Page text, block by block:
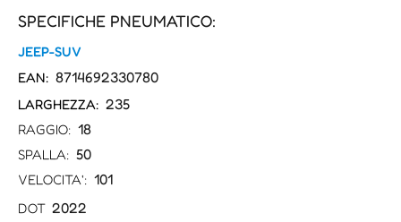
SPECIFICHE PNEUMATICO:
JEEP-SUV
EAN: 8714692330780
LARGHEZZA: 235
RAGGIO: 18
SPALLA: 50
VELOCITA': 101
DOT 2022